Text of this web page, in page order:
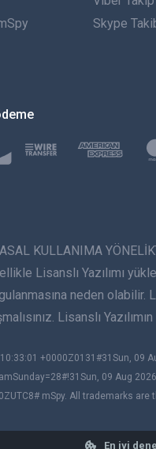
En iyi
Skype
KULLANIMA
Lisanslı Yazılımı
neden olabilir.
Lisanslı
+0000Z0131#31Sun, 09
09 Aug
mSpy. All trademarks